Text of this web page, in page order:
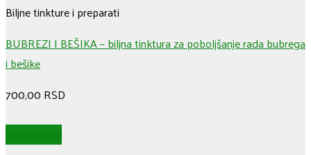
Biljne tinkture i preparati
BUBREZI I BEŠIKA – biljna tinktura za poboljšanje rada bubrega
i bešike
700,00 RSD